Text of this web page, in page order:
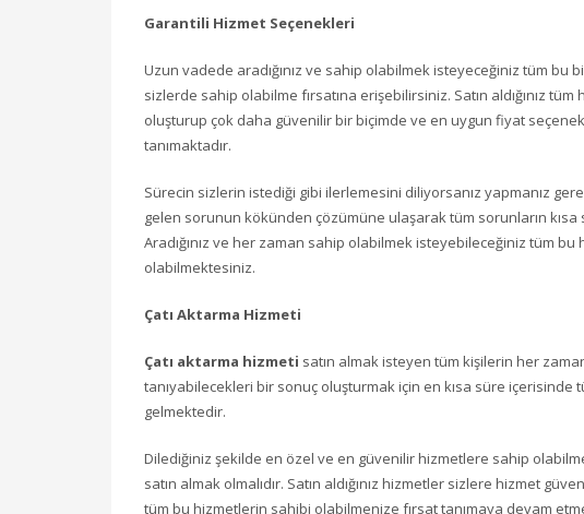
Garantili Hizmet Seçenekleri
Uzun vadede aradığınız ve sahip olabilmek isteyeceğiniz tüm
sizlerde sahip olabilme fırsatına erişebilirsiniz. Satın aldığınız
oluşturup çok daha güvenilir bir biçimde ve en uygun fiyat
tanımaktadır.
Sürecin sizlerin istediği gibi ilerlemesini diliyorsanız yapmanız
gelen sorunun kökünden çözümüne ulaşarak tüm sorunların kısa
Aradığınız ve her zaman sahip olabilmek isteyebileceğiniz tüm
olabilmektesiniz.
Çatı Aktarma Hizmeti
Çatı aktarma hizmeti satın almak isteyen tüm kişilerin her
tanıyabilecekleri bir sonuç oluşturmak için en kısa süre
gelmektedir.
Dilediğiniz şekilde en özel ve en güvenilir hizmetlere sahip
satın almak olmalıdır. Satın aldığınız hizmetler sizlere hizmet
tüm bu hizmetlerin sahibi olabilmenize fırsat tanımaya devam